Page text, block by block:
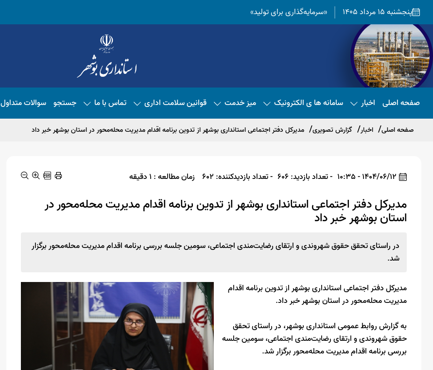
پنجشنبه 15 مرداد 1405 «سرمایه‌گذاری برای تولید»
صفحه اصلی اخبار سامانه ها ی الکترونیک میز خدمت قوانین سلامت اداری تماس با ما جستجو سوالات متداول
صفحه اصلی اخبار گزارش تصویری مدیرکل دفتر اجتماعی استانداری بوشهر از تدوین برنامه اقدام مدیریت محله‌محور در استان بوشهر خبر داد
1404/06/12 - 10:35 - تعداد بازدید: 606 - تعداد بازدیدکننده: 602 زمان مطالعه : 1 دقیقه
مدیرکل دفتر اجتماعی استانداری بوشهر از تدوین برنامه اقدام مدیریت محله‌محور در
استان بوشهر خبر داد
در راستای تحقق حقوق شهروندی و ارتقای رضایت‌مندی اجتماعی، سومین جلسه بررسی برنامه اقدام مدیریت محله‌محور برگزار
شد.
مدیرکل دفتر اجتماعی استانداری بوشهر از تدوین برنامه اقدام
مدیریت محله‌محور در استان بوشهر خبر داد.
به گزارش روابط عمومی استانداری بوشهر، در راستای تحقق
حقوق شهروندی و ارتقای رضایت‌مندی اجتماعی، سومین جلسه
بررسی برنامه اقدام مدیریت محله‌محور برگزار شد.